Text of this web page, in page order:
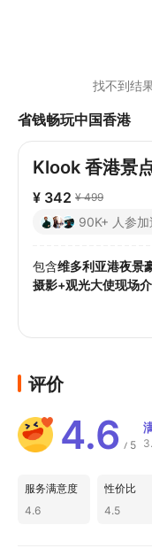
找不到结
省钱畅玩中国香港
Klook 香港景
¥ 342 ¥ 499
90K+ 人参加
包含维多利亚港夜景
摄影+观光大使现场介
评价
4.6 / 5
服务满意度
4.6
性价比
4.5